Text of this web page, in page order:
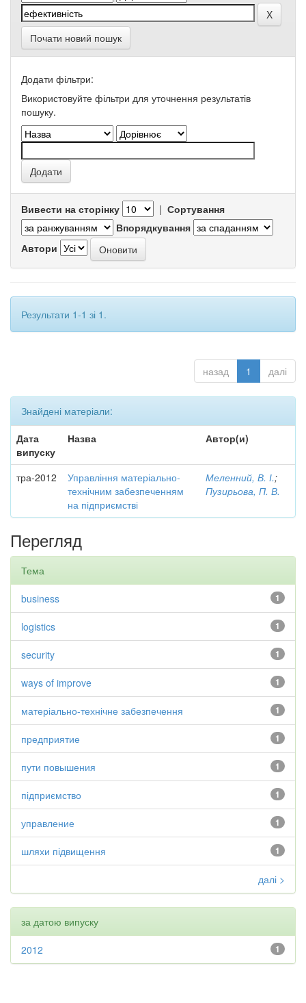
Почати новий пошук
Додати фільтри:
Використовуйте фільтри для уточнення результатів
пошуку.
Вивести на сторінку | Сортування
Впорядкування
Автори
Результати 1-1 зі 1.
назад 1 далі
Знайдені матеріали:
Дата
випуску
Назва Автор(и)
тра-2012
Управління матеріально-
технічним забезпеченням
на підприємстві
Меленний, В. І.;
Пузирьова, П. В.
Перегляд
Тема
1
business
1
logistics
1
security
1
ways of improve
1
матеріально-технічне забезпечення
1
предприятие
1
пути повышения
1
підприємство
1
управление
1
шляхи підвищення
далі >
за датою випуску
1
2012